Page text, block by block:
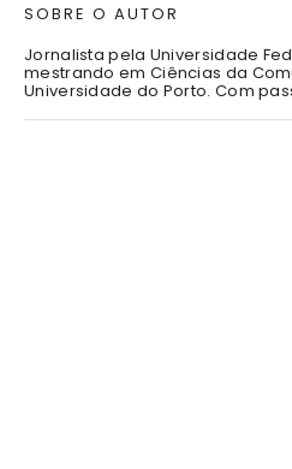
SOBRE O AUTOR
Jornalista pela Universidade
mestrando em Ciências da
Universidade do Porto. Com